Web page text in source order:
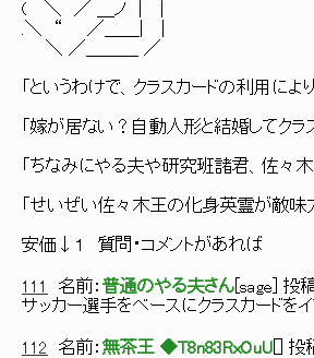
( ＼ ／ ＿ノ | |
.＼ “ ／＿＿| |
＼ ／＿＿＿ ／
「というわけで、クラスカードの利用に
「嫁が居ない？自動人形と結婚してクラス
「ちなみにやる夫や研究班諸君、佐々
「せいぜい佐々木王の化身英霊が敵味
安価↓１ 質問・コメントがあれば
111 名前： 普通のやる夫さん sage ] 投
サッカー選手をベースにクラスカードを
112 名前： 無茶王 ◆T8n83RxOuU ] 投